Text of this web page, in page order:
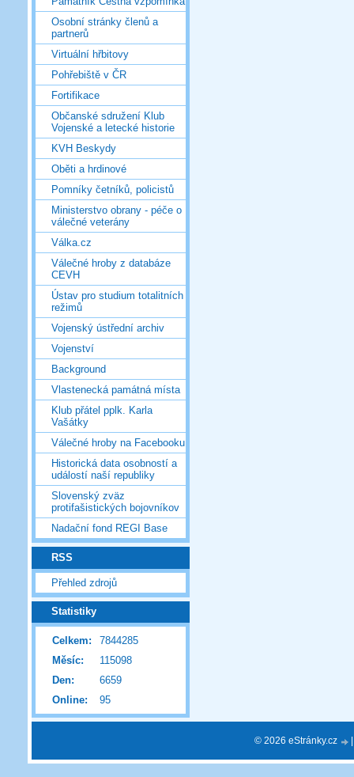
Osobní stránky členů a
partnerů
Virtuální hřbitovy
Pohřebiště v ČR
Fortifikace
Občanské sdružení Klub
Vojenské a letecké historie
KVH Beskydy
Oběti a hrdinové
Pomníky četníků, policistů
Ministerstvo obrany - péče o
válečné veterány
Válka.cz
Válečné hroby z databáze
CEVH
Ústav pro studium totalitních
režimů
Vojenský ústřední archiv
Vojenství
Background
Vlastenecká památná místa
Klub přátel pplk. Karla
Vašátky
Válečné hroby na Facebooku
Historická data osobností a
událostí naší republiky
Slovenský zväz
protifašistických bojovníkov
Nadační fond REGI Base
RSS
Přehled zdrojů
Statistiky
Online: 95
Celkem:
7844285
Měsíc:
115098
Den:
6659
© 2026 eStránky.cz